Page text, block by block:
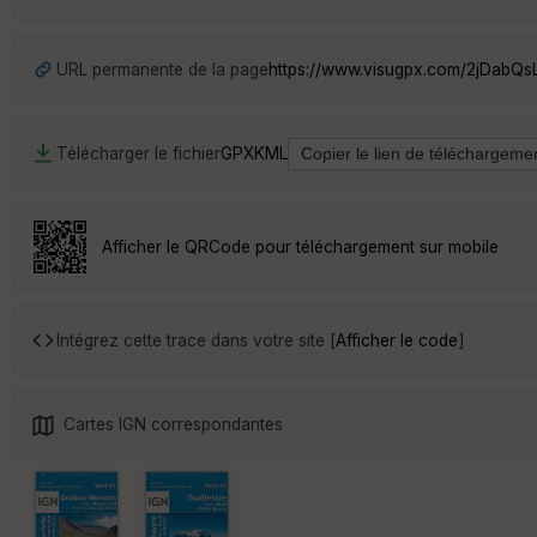
URL permanente de la pagehttps://www.visugpx.com/
Télécharger le fichierGPXKML
Afficher le QRCode pour téléchargement sur mobile
Intégrez cette trace dans votre site [Afficher le code]
Cartes IGN correspondantes